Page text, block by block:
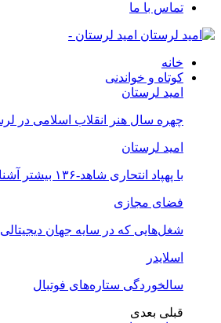
تماس با ما
امید لرستان -
خانه
کوتاه و خواندنی
امید لرستان
چهره سال هنر انقلاب اسلامی در
امید لرستان
با پهپاد انتحاری شاهد-۱۳۶ بیشتر آشنا شوید
فضای مجازی
شغل‌‌هایی که در سایه جهان
اسلایدر
سالخوردگی ستاره‌های فوتبال
قبلی بعدی